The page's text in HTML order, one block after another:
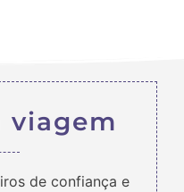
viagem
de confiança e